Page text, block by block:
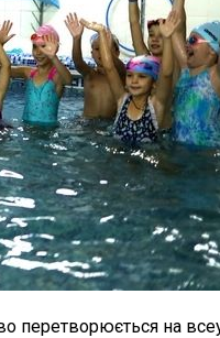
перетворюється на